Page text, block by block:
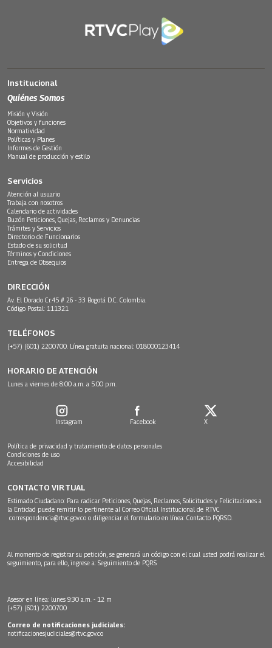
Institucional
Quiénes Somos
Misión y Visión
Objetivos y funciones
Normatividad
Políticas y Planes
Informes de Gestión
Manual de producción y estilo
Servicios
Atención al usuario
Trabaja con nosotros
Calendario de actividades
Buzón Peticiones, Quejas, Reclamos y Denuncias
Trámites y Servicios
Directorio de Funcionarios
Estado de su solicitud
Términos y Condiciones
Entrega de Obsequios
DIRECCIÓN
Av. El Dorado Cr.45 # 26 - 33 Bogotá D.C. Colombia.
Código Postal: 111321
TELÉFONOS
(+57) (601) 2200700. Línea gratuita nacional: 018000123414
HORARIO DE ATENCIÓN
Lunes a viernes de 8:00 a.m. a 5:00 p.m.
Instagram Facebook X
Política de privacidad y tratamiento de datos personales
Condiciones de uso
Accesibilidad
CONTACTO VIRTUAL
Estimado Ciudadano: Para radicar Peticiones, Quejas, Reclamos, Solicitudes y Felicitaciones a
la Entidad puede remitir lo pertinente al Correo Oficial Institucional de RTVC
correspondencia@rtvc.gov.co o diligenciar el formulario en línea: Contacto PQRSD.
Al momento de registrar su petición, se generará un código con el cual usted podrá realizar el
seguimiento, para ello, ingrese a: Seguimiento de PQRS
Asesor en línea: lunes 9:30 a.m. - 12 m
(+57) (601) 2200700
Correo de notificaciones judiciales:
notificacionesjudiciales@rtvc.gov.co